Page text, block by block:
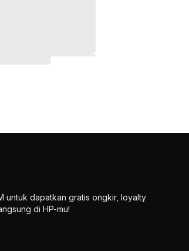
untuk dapatkan gratis ongkir, loyalty
di HP-mu!